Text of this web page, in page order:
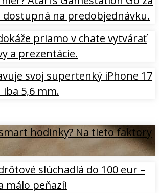
dostupná na predobjednávku.
priamo v chate vytvárať
a prezentácie.
svoj supertenký iPhone 17
5,6 mm.
hodinky? Na tieto faktory
slúchadlá do 100 eur –
málo peňazí!